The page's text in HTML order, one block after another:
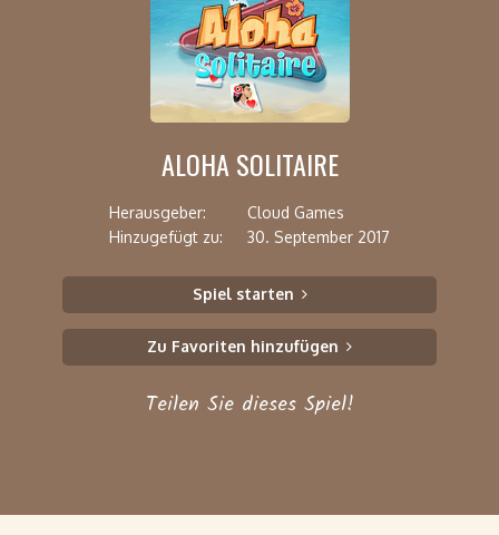
ALOHA SOLITAIRE
Herausgeber:
Cloud Games
Hinzugefügt zu:
30. September 2017
Spiel starten
Zu Favoriten hinzufügen
Teilen Sie dieses Spiel!